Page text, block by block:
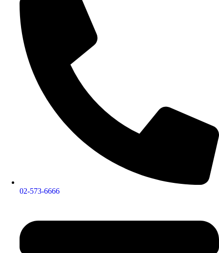
02-573-6666